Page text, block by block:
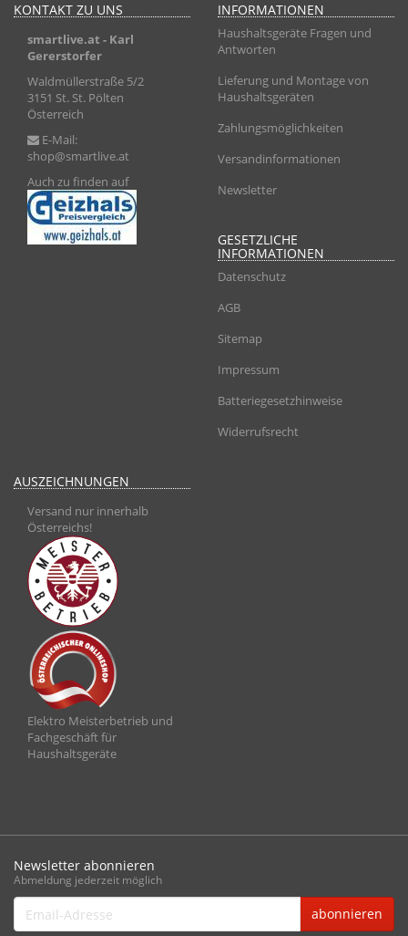
KONTAKT ZU UNS
smartlive.at - Karl
Gererstorfer
Waldmüllerstraße 5/2
3151 St. St. Pölten
Österreich
E-Mail:
shop@smartlive.at
Auch zu finden auf
INFORMATIONEN
Haushaltsgeräte Fragen und
Antworten
Lieferung und Montage von
Haushaltsgeräten
Zahlungsmöglichkeiten
Versandinformationen
Newsletter
GESETZLICHE
INFORMATIONEN
Datenschutz
AGB
Sitemap
Impressum
Batteriegesetzhinweise
Widerrufsrecht
AUSZEICHNUNGEN
Versand nur innerhalb
Österreichs!
Elektro Meisterbetrieb und
Fachgeschäft für
Haushaltsgeräte
Newsletter abonnieren
Abmeldung jederzeit möglich
Email-
Adresse
abonnieren